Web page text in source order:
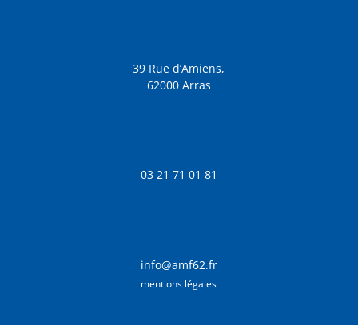
39 Rue d’Amiens,
62000 Arras
03 21 71 01 81
info@amf62.fr
mentions légales